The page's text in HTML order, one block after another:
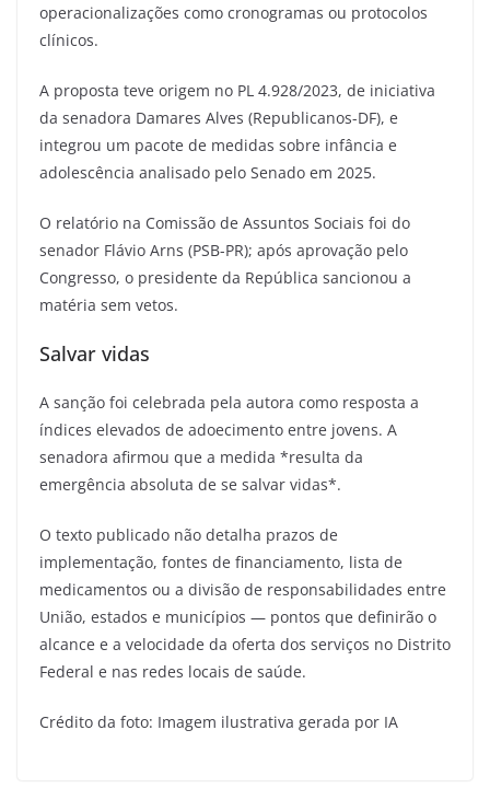
operacionalizações como cronogramas ou protocolos
clínicos.
A proposta teve origem no PL 4.928/2023, de iniciativa
da senadora Damares Alves (Republicanos-DF), e
integrou um pacote de medidas sobre infância e
adolescência analisado pelo Senado em 2025.
O relatório na Comissão de Assuntos Sociais foi do
senador Flávio Arns (PSB-PR); após aprovação pelo
Congresso, o presidente da República sancionou a
matéria sem vetos.
Salvar vidas
A sanção foi celebrada pela autora como resposta a
índices elevados de adoecimento entre jovens. A
senadora afirmou que a medida *resulta da
emergência absoluta de se salvar vidas*.
O texto publicado não detalha prazos de
implementação, fontes de financiamento, lista de
medicamentos ou a divisão de responsabilidades entre
União, estados e municípios — pontos que definirão o
alcance e a velocidade da oferta dos serviços no Distrito
Federal e nas redes locais de saúde.
Crédito da foto: Imagem ilustrativa gerada por IA